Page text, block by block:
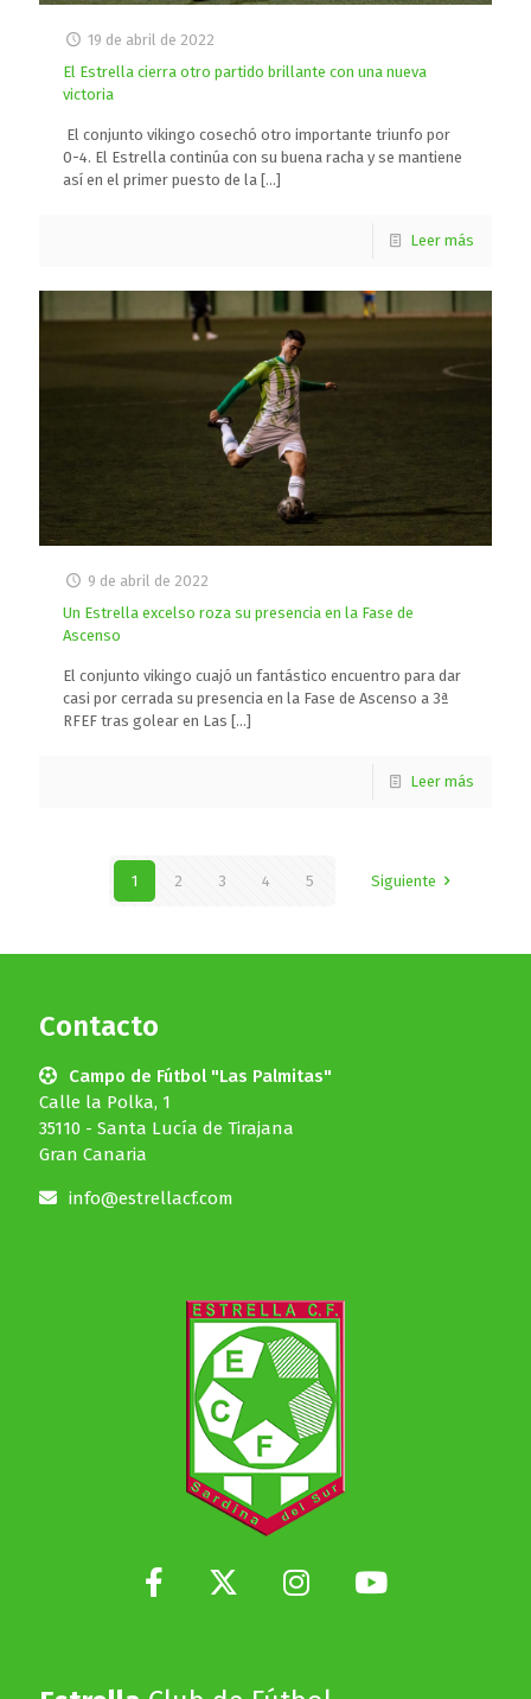
19 de abril de 2022
El Estrella cierra otro partido brillante con una nueva
victoria
El conjunto vikingo cosechó otro importante triunfo por
0-4. El Estrella continúa con su buena racha y se mantiene
así en el primer puesto de la […]
Leer más
9 de abril de 2022
Un Estrella excelso roza su presencia en la Fase de
Ascenso
El conjunto vikingo cuajó un fantástico encuentro para dar
casi por cerrada su presencia en la Fase de Ascenso a 3ª
RFEF tras golear en Las […]
Leer más
1 2 3 4 5 Siguiente
Contacto
Campo de Fútbol "Las Palmitas"
Calle la Polka, 1
35110 - Santa Lucía de Tirajana
Gran Canaria
info@estrellacf.com